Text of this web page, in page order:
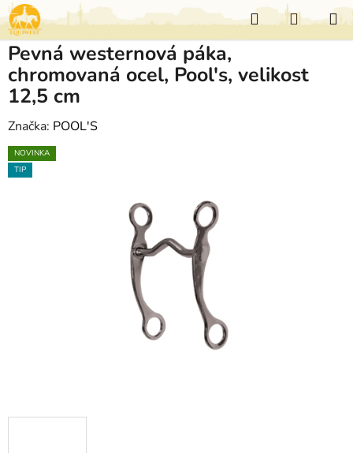
Přejít
na
obsah
Hledat
KOŠÍK
Pevná westernová páka,
chromovaná ocel, Pool's, velikost
12,5 cm
Značka: POOL'S
NOVINKA
TIP